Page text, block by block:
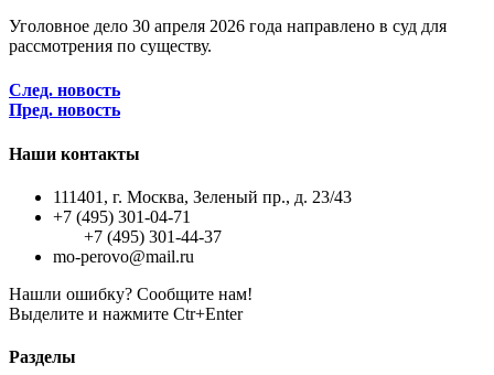
Уголовное дело 30 апреля 2026 года направлено в суд для
рассмотрения по существу.
След. новость
Пред. новость
Наши контакты
111401, г. Москва, Зеленый пр., д. 23/43
+7 (495) 301-04-71
+7 (495) 301-44-37
mo-perovo@mail.ru
Нашли ошибку? Сообщите нам!
Выделите и нажмите Ctr+Enter
Разделы